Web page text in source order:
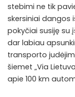
stebimi ne tik
skersiniai dangos
pokyčiai susiję su
dar labiau
transporto
šiemet „Via
apie 100 km